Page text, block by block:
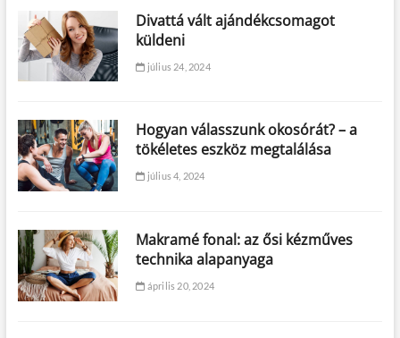
Divattá vált ajándékcsomagot
küldeni
július 24, 2024
Hogyan válasszunk okosórát? – a
tökéletes eszköz megtalálása
július 4, 2024
Makramé fonal: az ősi kézműves
technika alapanyaga
április 20, 2024